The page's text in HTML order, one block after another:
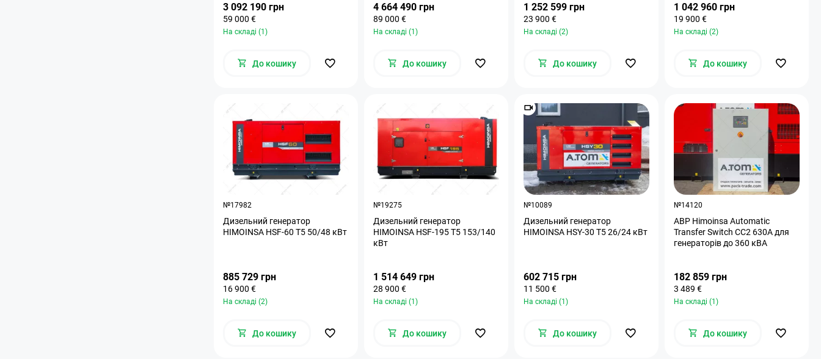
3 092 190 грн
59 000 €
На складі (1)
До кошику
4 664 490 грн
89 000 €
На складі (1)
До кошику
1 252 599 грн
23 900 €
На складі (2)
До кошику
1 042 960 грн
19 900 €
На складі (2)
До кошику
№17982
Дизельний генератор
HIMOINSA HSF-60 T5 50/48 кВт
885 729 грн
16 900 €
На складі (2)
До кошику
№19275
Дизельний генератор
HIMOINSA HSF-195 T5 153/140
кВт
1 514 649 грн
28 900 €
На складі (1)
До кошику
№10089
Дизельний генератор
HIMOINSA HSY-30 T5 26/24 кВт
602 715 грн
11 500 €
На складі (1)
До кошику
№14120
АВР Himoinsa Automatic
Transfer Switch CC2 630A для
генераторів до 360 кВА
182 859 грн
3 489 €
На складі (1)
До кошику